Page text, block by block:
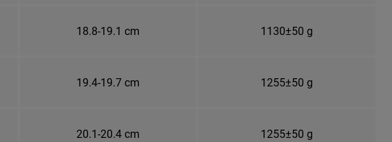
18.8-19.1 cm 1130±50 g
19.4-19.7 cm 1255±50 g
20.1-20.4 cm 1255±50 g